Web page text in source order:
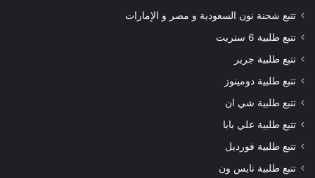
تتبع شحنة نون السعودية و مصر و الإمارات
تتبع طلبية 6 ستريت
تتبع طلبية جرير
تتبع طلبية دومينوز
تتبع طلبية شي ان
تتبع طلبية علي بابا
تتبع طلبية فورديل
تتبع طلبية نايس ون